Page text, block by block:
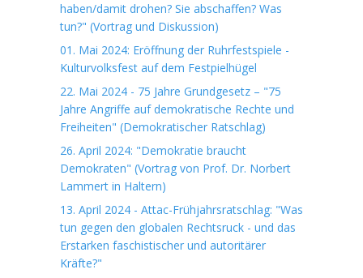
haben/damit drohen? Sie abschaffen? Was
tun?" (Vortrag und Diskussion)
01. Mai 2024: Eröffnung der Ruhrfestspiele -
Kulturvolksfest auf dem Festpielhügel
22. Mai 2024 - 75 Jahre Grundgesetz – "75
Jahre Angriffe auf demokratische Rechte und
Freiheiten" (Demokratischer Ratschlag)
26. April 2024: "Demokratie braucht
Demokraten" (Vortrag von Prof. Dr. Norbert
Lammert in Haltern)
13. April 2024 - Attac-Frühjahrsratschlag: "Was
tun gegen den globalen Rechtsruck - und das
Erstarken faschistischer und autoritärer
Kräfte?"